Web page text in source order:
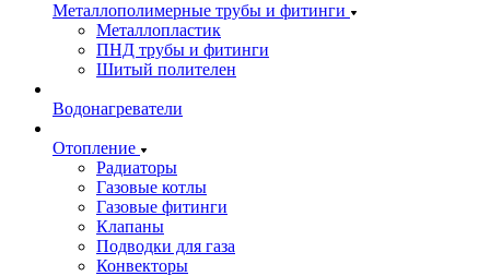
Металлополимерные трубы и фитинги
Металлопластик
ПНД трубы и фитинги
Шитый полителен
Водонагреватели
Отопление
Радиаторы
Газовые котлы
Газовые фитинги
Клапаны
Подводки для газа
Конвекторы